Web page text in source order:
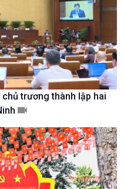
Thời sự 18h
Thời sự 21h30
Bản tin
Chuyên mục
Theo dòng Thời sự
trương thành lập hai